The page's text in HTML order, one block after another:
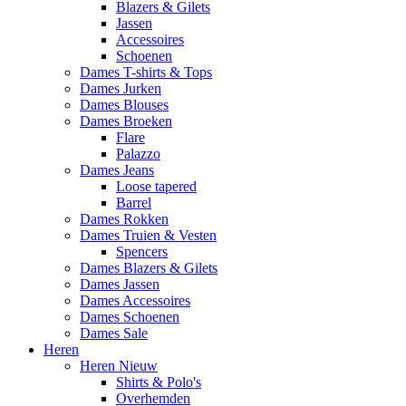
Blazers & Gilets
Jassen
Accessoires
Schoenen
Dames T-shirts & Tops
Dames Jurken
Dames Blouses
Dames Broeken
Flare
Palazzo
Dames Jeans
Loose tapered
Barrel
Dames Rokken
Dames Truien & Vesten
Spencers
Dames Blazers & Gilets
Dames Jassen
Dames Accessoires
Dames Schoenen
Dames Sale
Heren
Heren Nieuw
Shirts & Polo's
Overhemden